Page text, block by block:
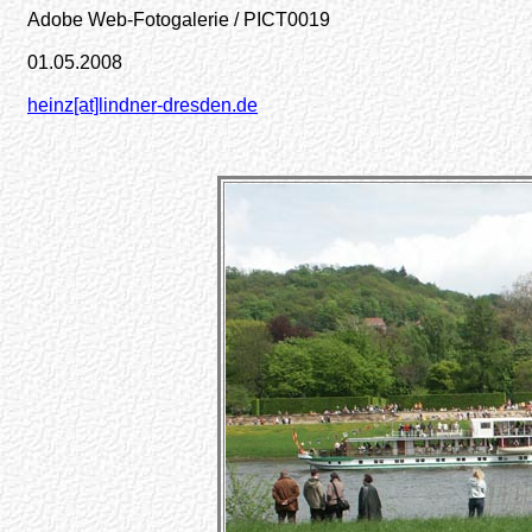
Adobe Web-Fotogalerie / PICT0019
01.05.2008
heinz[at]lindner-dresden.de